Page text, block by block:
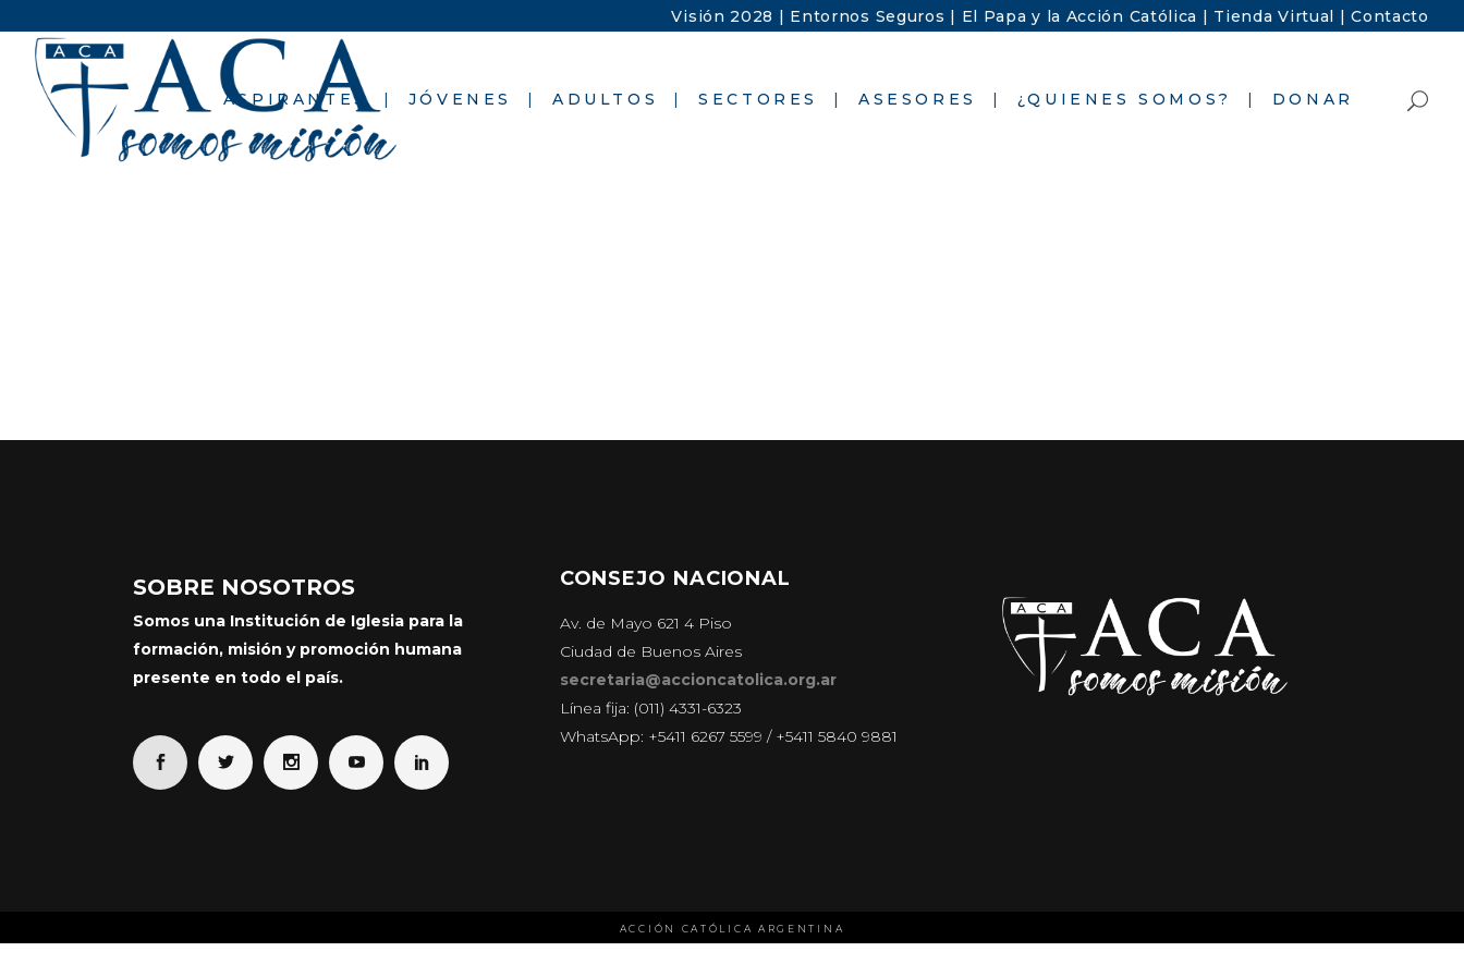
Visión 2028 | Entornos Seguros | El Papa y la Acción Católica | Tienda Virtual |Contacto
ASPIRANTES JÓVENES ADULTOS SECTORES ASESORES ¿QUIENES SOMOS? DONAR
El registro ha sido desactivado.
SOBRE NOSOTROS
Somos una Institución de Iglesia para la
formación, misión y promoción humana
presente en todo el país.
CONSEJO NACIONAL
Av. de Mayo 621 4 Piso
Ciudad de Buenos Aires
secretaria@accioncatolica.org.ar
Línea fija: (011) 4331-6323
WhatsApp: +5411 6267 5599 / +5411 5840 9881
ACCIÓN CATÓLICA ARGENTINA